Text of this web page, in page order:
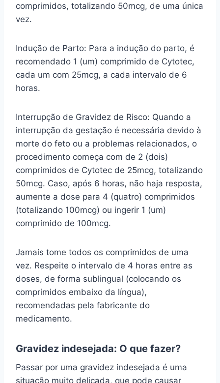
comprimidos, totalizando 50mcg, de uma única
vez.
Indução de Parto: Para a indução do parto, é
recomendado 1 (um) comprimido de Cytotec,
cada um com 25mcg, a cada intervalo de 6
horas.
Interrupção de Gravidez de Risco: Quando a
interrupção da gestação é necessária devido à
morte do feto ou a problemas relacionados, o
procedimento começa com de 2 (dois)
comprimidos de Cytotec de 25mcg, totalizando
50mcg. Caso, após 6 horas, não haja resposta,
aumente a dose para 4 (quatro) comprimidos
(totalizando 100mcg) ou ingerir 1 (um)
comprimido de 100mcg.
Jamais tome todos os comprimidos de uma
vez. Respeite o intervalo de 4 horas entre as
doses, de forma sublingual (colocando os
comprimidos embaixo da língua),
recomendadas pela fabricante do
medicamento.
Gravidez indesejada: O que fazer?
Passar por uma gravidez indesejada é uma
situação muito delicada, que pode causar